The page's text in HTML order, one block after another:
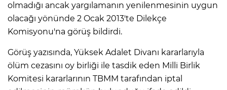
olmadığı ancak yargılamanın yenilenmesinin uygun
olacağı yönünde 2 Ocak 2013'te Dilekçe
Komisyonu'na görüş bildirdi.
Görüş yazısında, Yüksek Adalet Divanı kararlarıyla
ölüm cezasını oy birliği ile tasdik eden Milli Birlik
Komitesi kararlarının TBMM tarafından iptal